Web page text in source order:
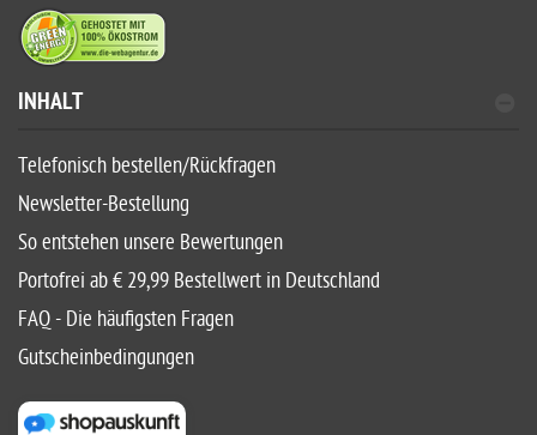
INHALT
Telefonisch bestellen/Rückfragen
Newsletter-Bestellung
So entstehen unsere Bewertungen
Portofrei ab € 29,99 Bestellwert in Deutschland
FAQ - Die häufigsten Fragen
Gutscheinbedingungen